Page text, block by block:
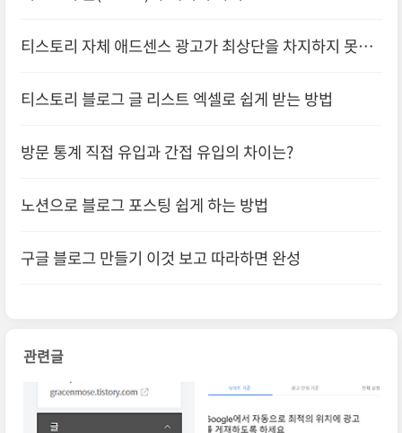
티스토리 자체 애드센스 광고가 최상단을 차지하지 못하
티스토리 블로그 글 리스트 엑셀로 쉽게 받는 방법
방문 통계 직접 유입과 간접 유입의 차이는?
노션으로 블로그 포스팅 쉽게 하는 방법
구글 블로그 만들기 이것 보고 따라하면 완성
관련글